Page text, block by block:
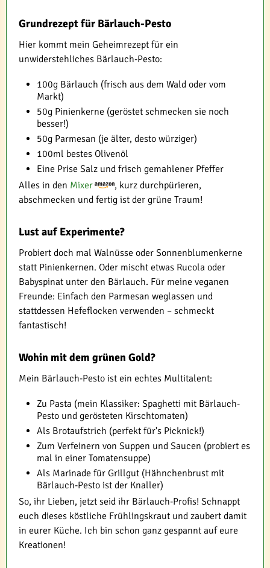
Grundrezept für Bärlauch-Pesto
Hier kommt mein Geheimrezept für ein
unwiderstehliches Bärlauch-Pesto:
100g Bärlauch (frisch aus dem Wald oder vom
Markt)
50g Pinienkerne (geröstet schmecken sie noch
besser!)
50g Parmesan (je älter, desto würziger)
100ml bestes Olivenöl
Eine Prise Salz und frisch gemahlener Pfeffer
Alles in den Mixer
, kurz durchpürieren,
abschmecken und fertig ist der grüne Traum!
Lust auf Experimente?
Probiert doch mal Walnüsse oder Sonnenblumenkerne
statt Pinienkernen. Oder mischt etwas Rucola oder
Babyspinat unter den Bärlauch. Für meine veganen
Freunde: Einfach den Parmesan weglassen und
stattdessen Hefeflocken verwenden – schmeckt
fantastisch!
Wohin mit dem grünen Gold?
Mein Bärlauch-Pesto ist ein echtes Multitalent:
Zu Pasta (mein Klassiker: Spaghetti mit Bärlauch-
Pesto und gerösteten Kirschtomaten)
Als Brotaufstrich (perfekt für's Picknick!)
Zum Verfeinern von Suppen und Saucen (probiert es
mal in einer Tomatensuppe)
Als Marinade für Grillgut (Hähnchenbrust mit
Bärlauch-Pesto ist der Knaller)
So, ihr Lieben, jetzt seid ihr Bärlauch-Profis! Schnappt
euch dieses köstliche Frühlingskraut und zaubert damit
in eurer Küche. Ich bin schon ganz gespannt auf eure
Kreationen!